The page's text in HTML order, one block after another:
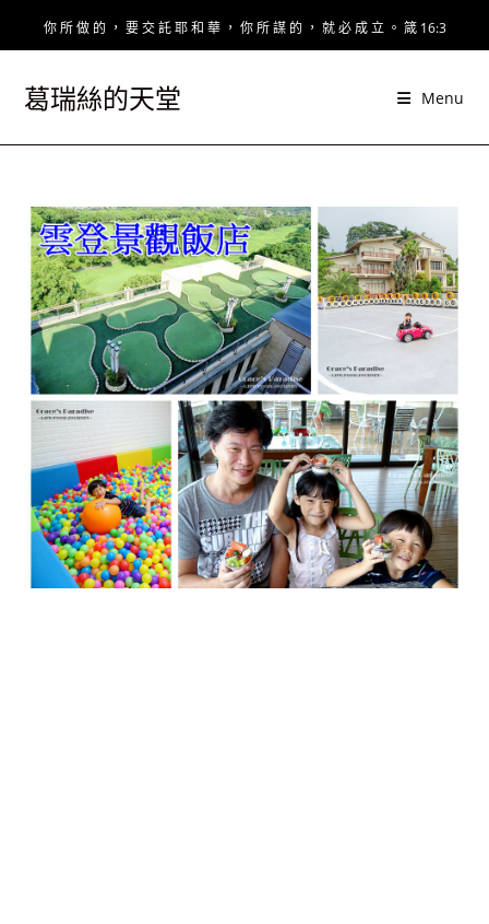
你 所 做 的 ， 要 交 託 耶 和 華 ， 你 所 謀 的 ， 就 必 成 立 。 箴 16:3
葛瑞絲的天堂 Menu